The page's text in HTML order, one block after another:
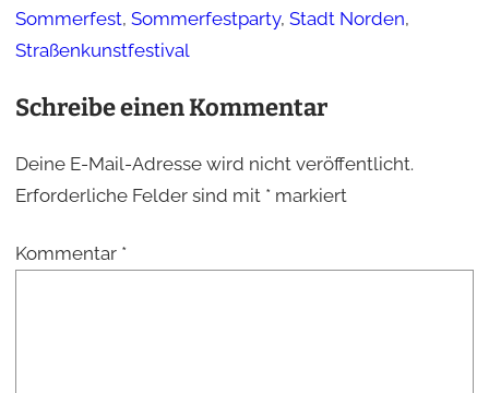
Sommerfest, Sommerfestparty, Stadt Norden
Straßenkunstfestival
Schreibe einen Kommentar
Deine E-Mail-Adresse wird nicht veröffentlicht.
Erforderliche Felder sind mit *markiert
Kommentar *